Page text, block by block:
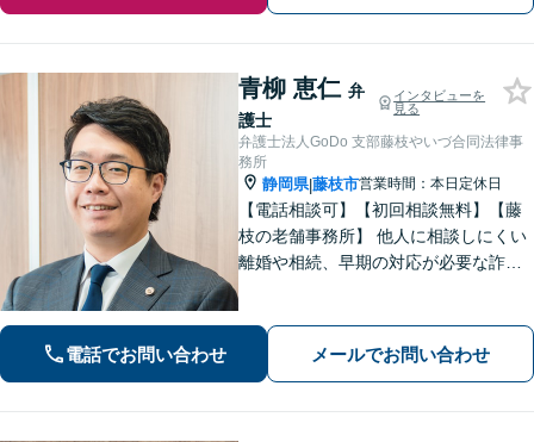
青柳 恵仁 弁
護士
インタビューを
見る
弁護士法人GoDo 支部藤枝やいづ合同法律事
務所
静岡県|藤枝市営業時間：本日定休日
【電話相談可】【初回相談無料】【藤
枝の老舗事務所】 他人に相談しにくい
離婚や相続、早期の対応が必要な詐欺
か」と悩まずに、まずはご相談くださ
い【弁護士3人在籍】
電話でお問い合わせ メールでお問い合わせ